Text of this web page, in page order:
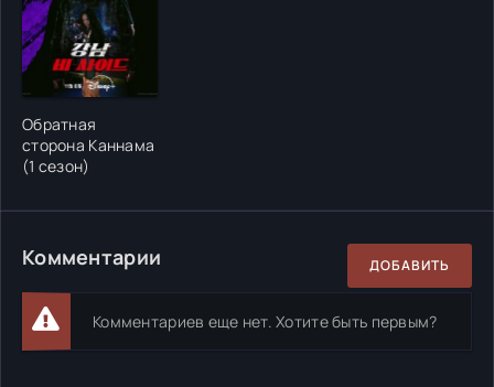
Обратная
сторона Каннама
(1 сезон)
Комментарии ДОБАВИТЬ
Комментариев еще нет. Хотите быть первым?